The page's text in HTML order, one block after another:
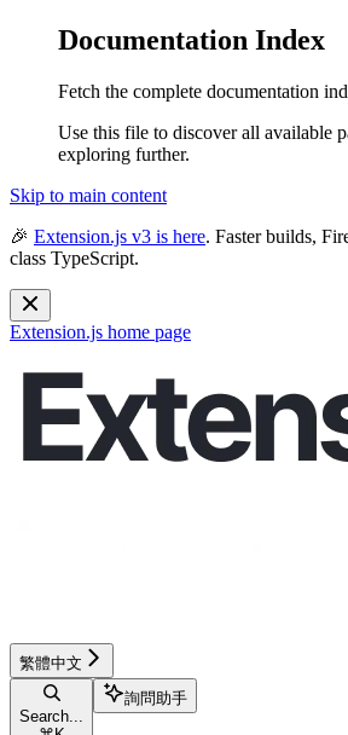
Documentation Index
Fetch the complete documentation
Use this file to discover all available
exploring further.
Skip to main content
🎉 Extension.js v3 is here. Faster builds,
class TypeScript.
Extension.js home page
繁體中文
Search...
詢問助手